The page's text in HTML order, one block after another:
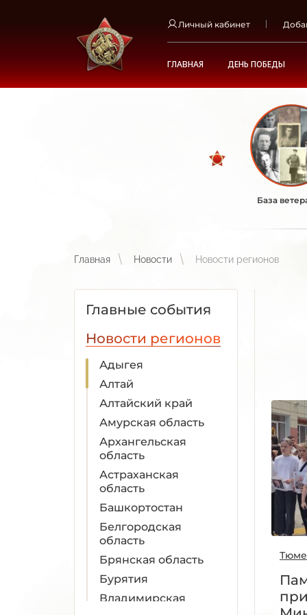
Личный кабинет
ГЛАВНАЯ ДЕНЬ ПОБЕДЫ
База
Главная Новости Новости регионов
Главные события
Новости регионов
Адыгея
Алтай
Алтайский край
Амурская область
Архангельская
область
Астраханская
область
Башкортостан
Белгородская
область
Брянская область
Бурятия
Владимирская